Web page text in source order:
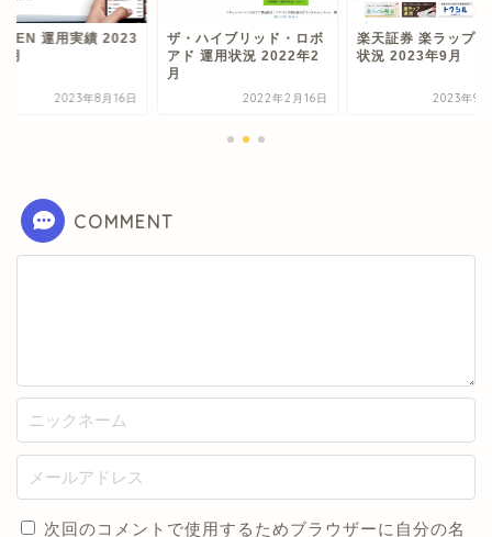
運用実績 2023
月
2023年8月16日
ザ・ハイブリッド・ロボ
アド 運用状況 2022年2
月
2022年2月16日
楽天証券 楽ラップ
状況 2023年9月
2023年9
COMMENT
次回のコメントで使用するためブラウザーに自分の名